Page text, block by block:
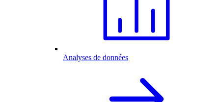
Analyses de données